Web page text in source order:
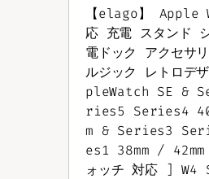
【elago】 Apple
応 充電 スタンド
電ドック アクセサ
ルジック レトロデ
pleWatch SE &
ries5 Series4
m & Series3
es1 38mm / 42mm
ォッチ 対応 ] W4